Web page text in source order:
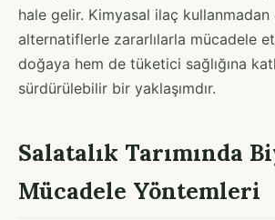
hale gelir. Kimyasal ilaç kullanmadan
alternatiflerle zararlılarla mücadele
doğaya hem de tüketici sağlığına
sürdürülebilir bir yaklaşımdır.
Salatalık Tarımında
Mücadele Yöntemleri